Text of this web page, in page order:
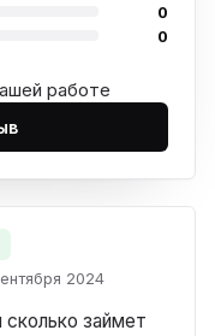
0
0
работе
2024
займет